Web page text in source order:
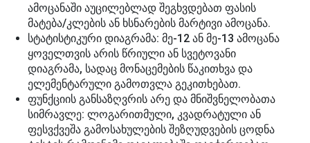
ამოცანაში აუცილებლად შეგხვდებათ ფასის
მატება/კლების ან ხსნარების მარტივი ამოცანა.
სტატისტიკური დიაგრამა: მე-12 ან მე-13 ამოცანა
ყოველთვის არის წრიული ან სვეტოვანი
დიაგრამა, სადაც მონაცემების წაკითხვა და
ელემენტარული გამოთვლა გეკითხებათ.
ფუნქციის განსაზღვრის არე და მნიშვნელობათა
სიმრავლე: ლოგარითმული, კვადრატული ან
ფესვქვეშა გამოსახულების შეზღუდვების ცოდნა